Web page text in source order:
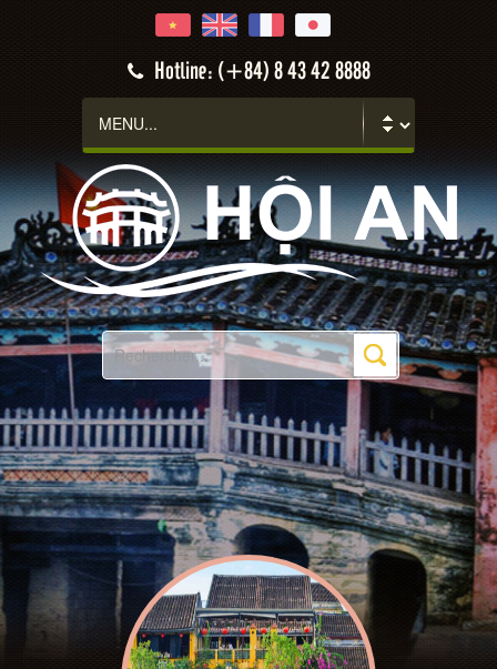
Hotline: (+84) 8 43 42 8888